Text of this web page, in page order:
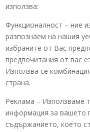
използва:
Функционалност – ние
разпознаем на нашия
избраните от Вас
предпочитания от вас
Използва се
страна.
Реклама – Използваме
информация за вашето
съдържанието, което